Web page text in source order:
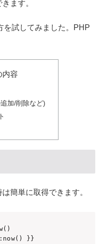
ます。
を試してみました。PHP
内容
加/削除など)
簡単に取得できます。
}}